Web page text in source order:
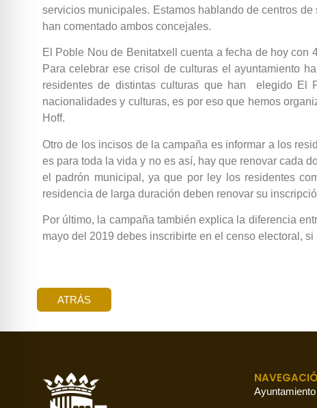
servicios municipales. Estamos hablando de centros
han comentado ambos concejales.
El Poble Nou de Benitatxell cuenta a fecha de hoy
Para celebrar ese crisol de culturas el ayuntamiento
residentes de distintas culturas que han elegido El
nacionalidades y culturas, es por eso que hemos
Hoff.
Otro de los incisos de la campaña es informar a los
es para toda la vida y no es así, hay que renovar cada
el padrón municipal, ya que por ley los residentes
residencia de larga duración deben renovar su
Por último, la campaña también explica la diferencia
mayo del 2019 debes inscribirte en el censo electoral,
ATRÁS
Ayuntamiento